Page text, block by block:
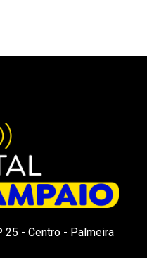
25 - Centro - Palmeira